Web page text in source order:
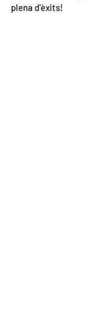
plena d'èxits!